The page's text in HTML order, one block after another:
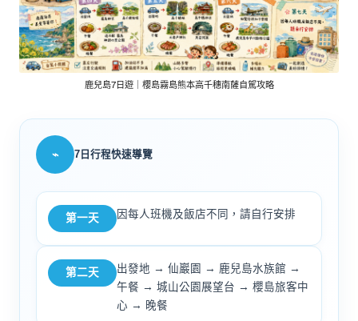
鹿兒島7日遊｜櫻島霧島熊本高千穗南薩自駕攻略
⌁ 7日行程快速導覽
第一天 因每人班機及飯店不同，請自行安排
第二天
出發地 → 仙巖園 → 鹿兒島水族館 →
午餐 → 城山公園展望台 → 櫻島旅客中
心 → 晚餐